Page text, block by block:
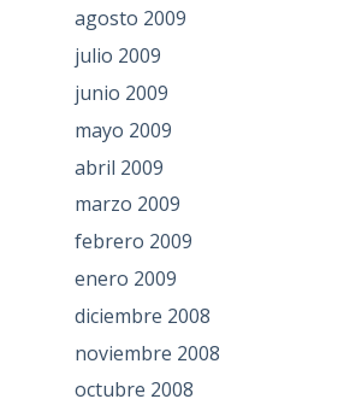
agosto 2009
julio 2009
junio 2009
mayo 2009
abril 2009
marzo 2009
febrero 2009
enero 2009
diciembre 2008
noviembre 2008
octubre 2008